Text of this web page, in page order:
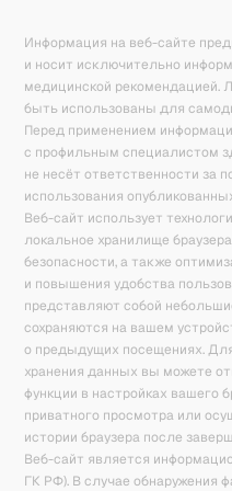
Информация на веб-сайте
и носит исключительно
медицинской рекомендацией.
быть использованы для
Перед применением
с профильным специалистом
не несёт ответственности за
использования
Веб-сайт использует
локальное хранилище
безопасности, а также
и повышения удобства
представляют собой
сохраняются на вашем
о предыдущих посещениях.
хранения данных вы можете
функции в настройках вашего
приватного просмотра или
истории браузера после
Веб-сайт является
ГК РФ). В случае обнаружения